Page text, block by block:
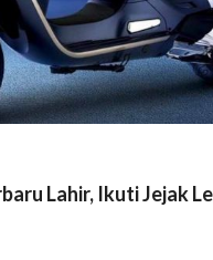
Lahir, Ikuti Jejak